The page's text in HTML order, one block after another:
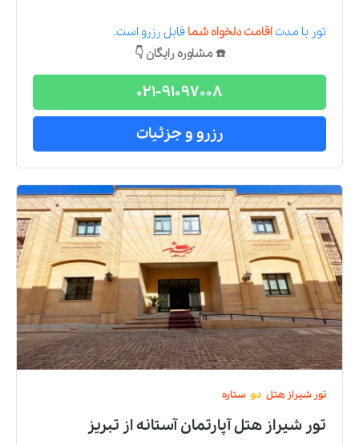
تور با مدتاقامت دلخواه شما قابل رزرو است.
☎️ مشاوره رایگان 👇
021-91097008
رزرو و جزئیات
تور شیراز هتل دو ستاره
تور شیراز هتل آپارتمان آستانهاز تبریز